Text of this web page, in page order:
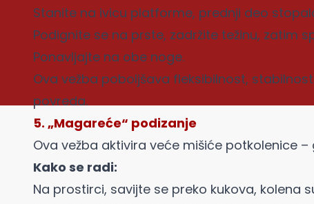
Stanite na ivicu platforme, prednji deo
Podignite se na prste, zadržite težinu, zatim
Ponavljajte na obe noge.
Ova vežba poboljšava fleksibilnost,
povreda.
5. „Magareće“ podizanje
Ova vežba aktivira veće mišiće potkolenice –
Kako se radi:
Na prostirci, savijte se preko kukova, kolena